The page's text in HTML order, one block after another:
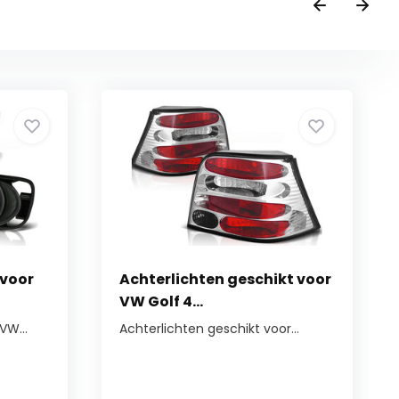
Achterlichten geschikt voor
VW Golf 4...
Achterlichten geschikt voor...